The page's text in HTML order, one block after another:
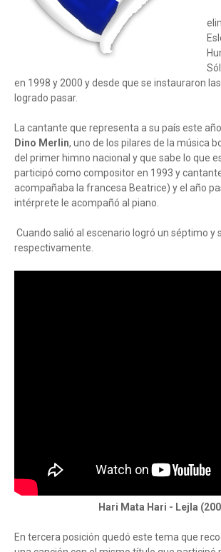
en 1998 y 2000 y desde que se instauraron
logrado pasar.
La cantante que representa a su país este
Dino Merlin, uno de los pilares de la música
del primer himno nacional y que sabe lo que
participó como compositor en 1993 y
acompañaba la francesa Beatrice) y el año
intérprete le acompañó al piano.
Cuando salió al escenario logró un séptimo y
respectivamente.
Hari Mata Hari - Lejla
En tercera posición quedó este tema que